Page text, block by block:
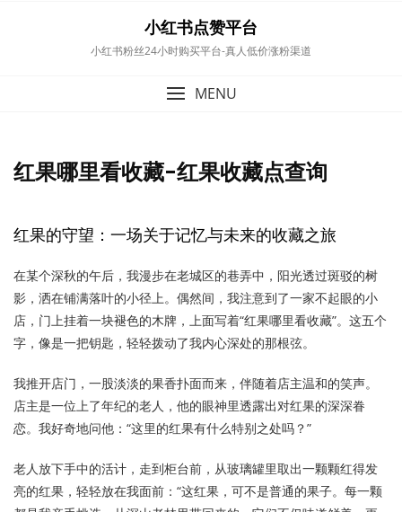
小红书点赞平台
小红书粉丝24小时购买平台-真人低价涨粉渠道
MENU
红果哪里看收藏-红果收藏点查询
红果的守望：一场关于记忆与未来的收藏之旅
在某个深秋的午后，我漫步在老城区的巷弄中，阳光透过斑驳的树
影，洒在铺满落叶的小径上。偶然间，我注意到了一家不起眼的小
店，门上挂着一块褪色的木牌，上面写着“红果哪里看收藏”。这五个
字，像是一把钥匙，轻轻拨动了我内心深处的那根弦。
我推开店门，一股淡淡的果香扑面而来，伴随着店主温和的笑声。
店主是一位上了年纪的老人，他的眼神里透露出对红果的深深眷
恋。我好奇地问他：“这里的红果有什么特别之处吗？”
老人放下手中的活计，走到柜台前，从玻璃罐里取出一颗颗红得发
亮的红果，轻轻放在我面前：“这红果，可不是普通的果子。每一颗